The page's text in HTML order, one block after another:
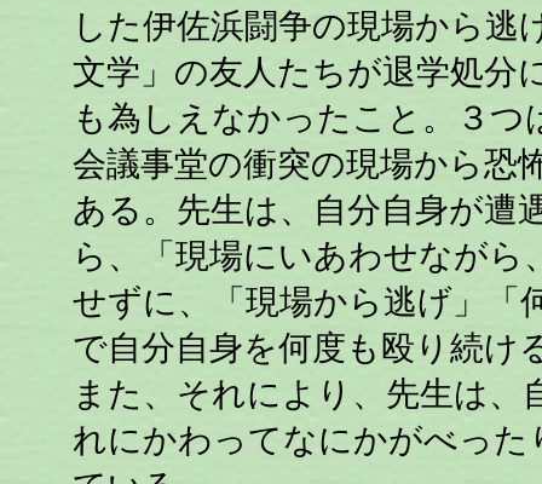
した伊佐浜闘争の現場から逃
文学」の友人たちが退学処分
も為しえなかったこと。３つ
会議事堂の衝突の現場から恐
ある。先生は、自分自身が遭
ら、「現場にいあわせなが
せずに、「現場から逃げ」「
で自分自身を何度も殴り続け
また、それにより、先生は、
れにかわってなにかがべっ